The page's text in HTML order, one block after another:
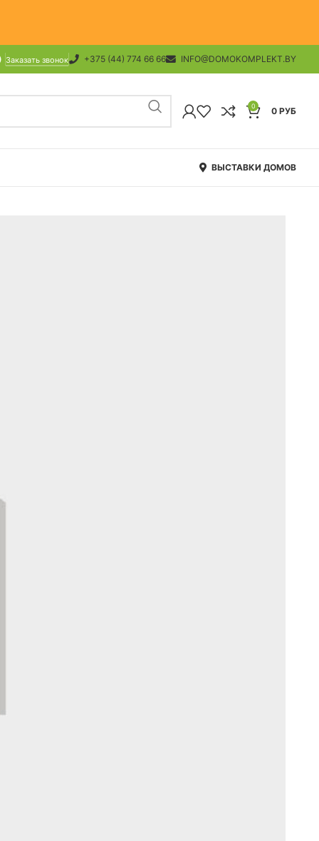
Заказать звонок +375 (44) 774 66 66 INFO@DOMOKOMPLEKT.BY
0 0 РУБ
ВЫСТАВКИ ДОМОВ